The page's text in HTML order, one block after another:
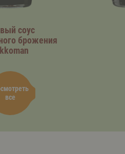
все
соус
брожения